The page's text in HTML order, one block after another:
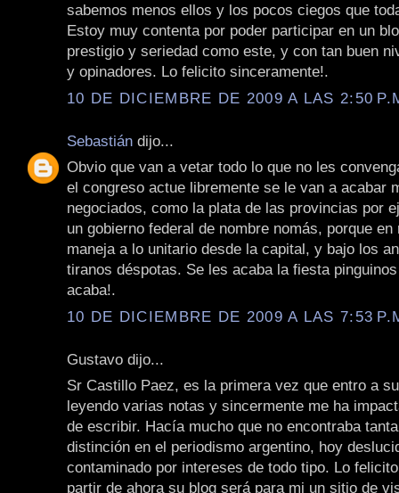
sabemos menos ellos y los pocos ciegos que
Estoy muy contenta por poder participar en un
prestigio y seriedad como este, y con tan buen
y opinadores. Lo felicito sinceramente!.
10 DE DICIEMBRE DE 2009 A LAS 2:50
Sebastián dijo...
Obvio que van a vetar todo lo que no les
el congreso actue libremente se le van a acabar
negociados, como la plata de las provincias por
un gobierno federal de nombre nomás, porque
maneja a lo unitario desde la capital, y bajo los
tiranos déspotas. Se les acaba la fiesta
acaba!.
10 DE DICIEMBRE DE 2009 A LAS 7:53
Gustavo dijo...
Sr Castillo Paez, es la primera vez que entro a
leyendo varias notas y sincermente me ha
de escribir. Hacía mucho que no encontraba
distinción en el periodismo argentino, hoy
contaminado por intereses de todo tipo. Lo
partir de ahora su blog será para mi un sitio de